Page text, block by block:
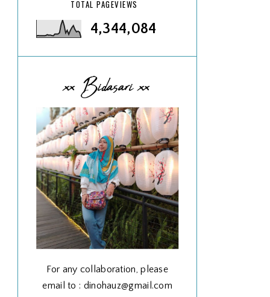
TOTAL PAGEVIEWS
4,344,084
xx Bidasari xx
For any collaboration, please
email to : dinohauz@gmail.com